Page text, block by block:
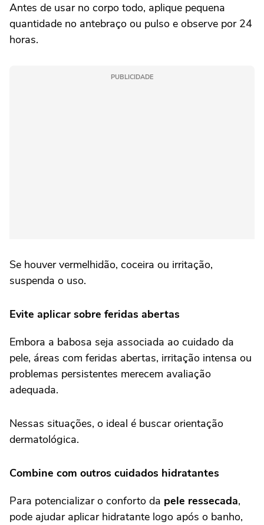
Antes de usar no corpo todo, aplique pequena
quantidade no antebraço ou pulso e observe por 24
horas.
PUBLICIDADE
Se houver vermelhidão, coceira ou irritação,
suspenda o uso.
Evite aplicar sobre feridas abertas
Embora a babosa seja associada ao cuidado da
pele, áreas com feridas abertas, irritação intensa ou
problemas persistentes merecem avaliação
adequada.
Nessas situações, o ideal é buscar orientação
dermatológica.
Combine com outros cuidados hidratantes
Para potencializar o conforto da pele ressecada,
pode ajudar aplicar hidratante logo após o banho,